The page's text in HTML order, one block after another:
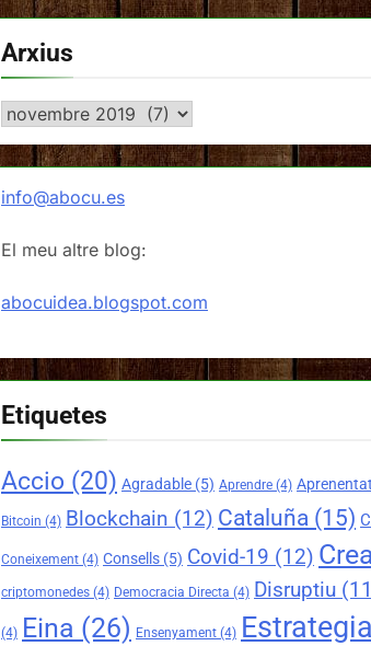
Arxius
Arxius
info@abocu.es
El meu altre blog:
abocuidea.blogspot.com
Etiquetes
Accio (20) Agradable (5) Aprendre (4)
Bitcoin (4) Blockchain (12) Cataluña (15)
Coneixement (4) Consells (5) Covid-19 (12)
criptomonedes (4) Democracia Directa (4) Disruptiu
(4) Eina (26) Ensenyament (4)